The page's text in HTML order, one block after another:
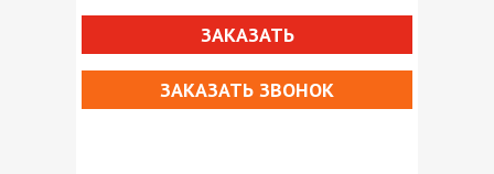
ЗАКАЗАТЬ
ЗАКАЗАТЬ ЗВОНОК